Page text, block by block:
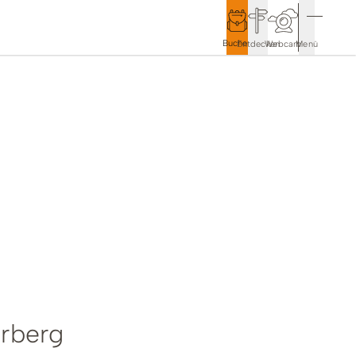
BuchenEntdeckenWebcamMenü